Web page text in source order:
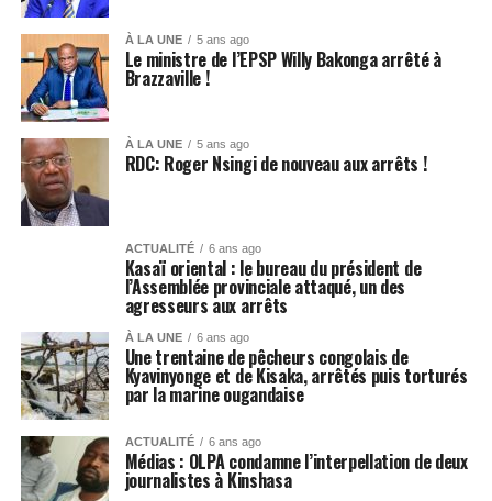
À LA UNE 5 ans ago
Le ministre de l’EPSP Willy Bakonga arrêté à
Brazzaville !
À LA UNE 5 ans ago
RDC: Roger Nsingi de nouveau aux arrêts !
ACTUALITÉ 6 ans ago
Kasaï oriental : le bureau du président de
l’Assemblée provinciale attaqué, un des
agresseurs aux arrêts
À LA UNE 6 ans ago
Une trentaine de pêcheurs congolais de
Kyavinyonge et de Kisaka, arrêtés puis torturés
par la marine ougandaise
ACTUALITÉ 6 ans ago
Médias : OLPA condamne l’interpellation de deux
journalistes à Kinshasa